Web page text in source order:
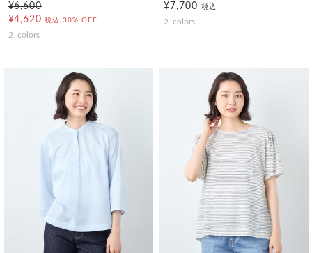
¥6,600
¥4,620 税込 30% OFF
2 colors
¥7,700 税込
2 colors